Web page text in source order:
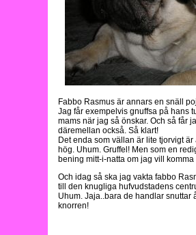
Fabbo Rasmus är annars en snäll
Jag får exempelvis gnuffsa på hans
mams när jag så önskar. Och så får
däremellan också. Så klart!
Det enda som vällan är lite tjorvigt
hög. Uhum. Gruffel! Men som en
bening mitt-i-natta om jag vill
Och idag så ska jag vakta fabbo
till den knugliga hufvudstadens
Uhum. Jaja..bara de handlar snuttar
knorren!